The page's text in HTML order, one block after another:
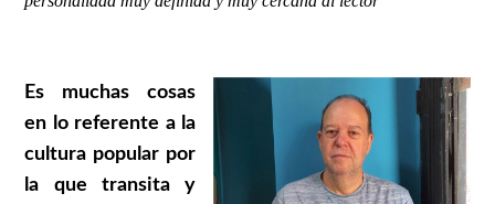
Es muchas cosas
en lo referente a la
cultura popular por
la que transita y